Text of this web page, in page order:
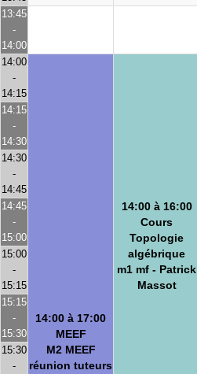
13:45
-
14:00
14:00
-
14:15
14:00 à 17:00
MEEF
M2 MEEF
réunion tuteurs
14:00 à 16:00
Cours
Topologie
algébrique
m1 mf - Patrick
Massot
14:15
-
14:30
14:30
-
14:45
14:45
-
15:00
15:00
-
15:15
15:15
-
15:30
15:30
-